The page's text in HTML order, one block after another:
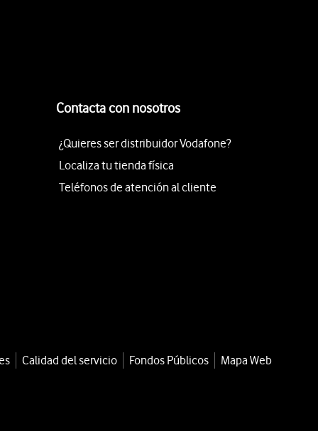
Contacta con nosotros
¿Quieres ser distribuidor Vodafone?
Localiza tu tienda física
Teléfonos de atención al cliente
Calidad del servicio Fondos Públicos Mapa Web